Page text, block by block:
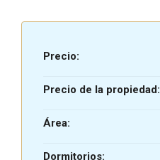
Precio:
Precio de la propiedad:
Área:
Dormitorios: